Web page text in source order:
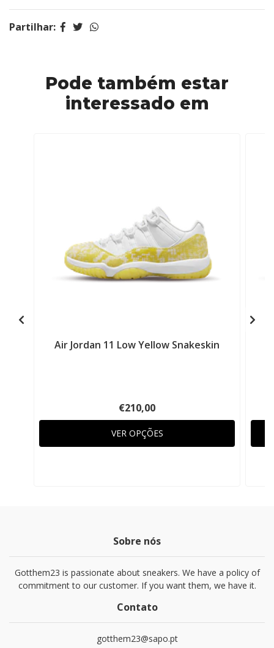
Partilhar:
Pode também estar
interessado em
Air Jordan 11 Low Yellow Snakeskin
€210,00
VER OPÇÕES
Sobre nós
Gotthem23 is passionate about sneakers. We have a policy of
commitment to our customer. If you want them, we have it.
Contato
gotthem23@sapo.pt